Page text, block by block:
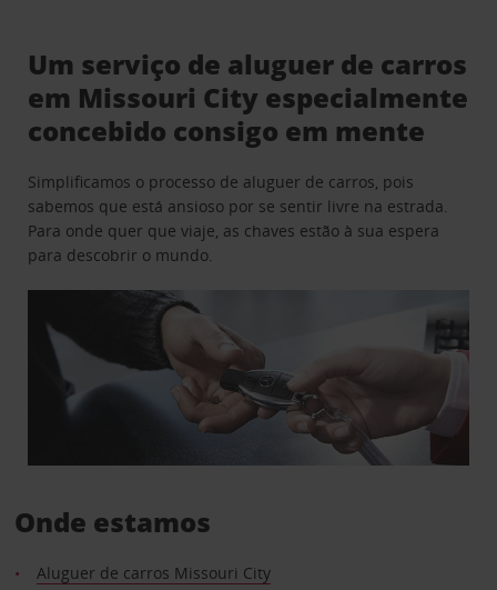
Um serviço de aluguer de carros
em Missouri City especialmente
concebido consigo em mente
Simplificamos o processo de aluguer de carros, pois
sabemos que está ansioso por se sentir livre na estrada.
Para onde quer que viaje, as chaves estão à sua espera
para descobrir o mundo.
Onde estamos
Aluguer de carros Missouri City